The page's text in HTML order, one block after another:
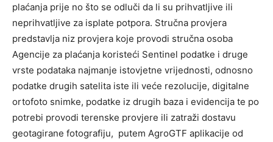
plaćanja prije no što se odluči da li su prihvatljive ili
neprihvatljive za isplate potpora. Stručna provjera
predstavlja niz provjera koje provodi stručna osoba
Agencije za plaćanja koristeći Sentinel podatke i druge
vrste podataka najmanje istovjetne vrijednosti, odnosno
podatke drugih satelita iste ili veće rezolucije, digitalne
ortofoto snimke, podatke iz drugih baza i evidencija te po
potrebi provodi terenske provjere ili zatraži dostavu
geotagirane fotografiju, putem AgroGTF aplikacije od